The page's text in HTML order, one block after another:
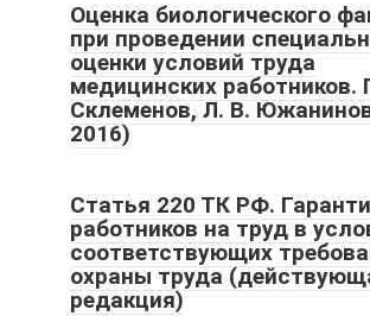
Оценка биологического
при проведении
оценки условий труда
медицинских работников.
Склеменов, Л. В.
2016)
Статья 220 ТК РФ.
работников на труд в
соответствующих
охраны труда
редакция)